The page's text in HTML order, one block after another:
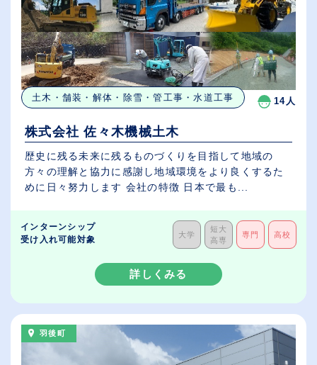
土木・舗装・解体・除雪・管工事・水道工事 14人
株式会社 佐々木機械土木
歴史に残る未来に残るものづくりを目指して地域の
方々の理解と協力に感謝し地域環境をより良くするた
めに日々努力します 会社の特徴 日本で最も...
インターンシップ
受け入れ可能対象
大学
短大
高専
専門 高校
詳しくみる
羽後町